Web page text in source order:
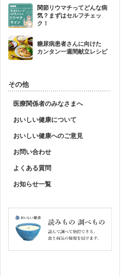
関節リウマチってどんな病
気？まずはセルフチェッ
ク！
糖尿病患者さんに向けた
カンタン一週間献立レシピ
その他
医療関係者のみなさまへ
おいしい健康について
おいしい健康へのご意見
お問い合わせ
よくある質問
お知らせ一覧